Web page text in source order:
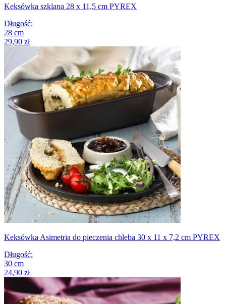
Keksówka szklana 28 x 11,5 cm PYREX
Długość:
28 cm
29,90 zł
Keksówka Asimetria do pieczenia chleba 30 x 11 x 7,2 cm PYREX
Długość:
30 cm
24,90 zł